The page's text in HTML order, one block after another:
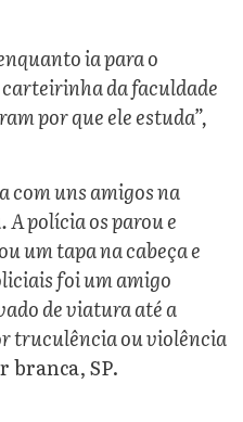
ia para o
da faculdade
por que ele estuda”,
com uns amigos na
polícia os parou e
um tapa na cabeça e
foi um amigo
de viatura até a
truculência ou violência
branca, SP.